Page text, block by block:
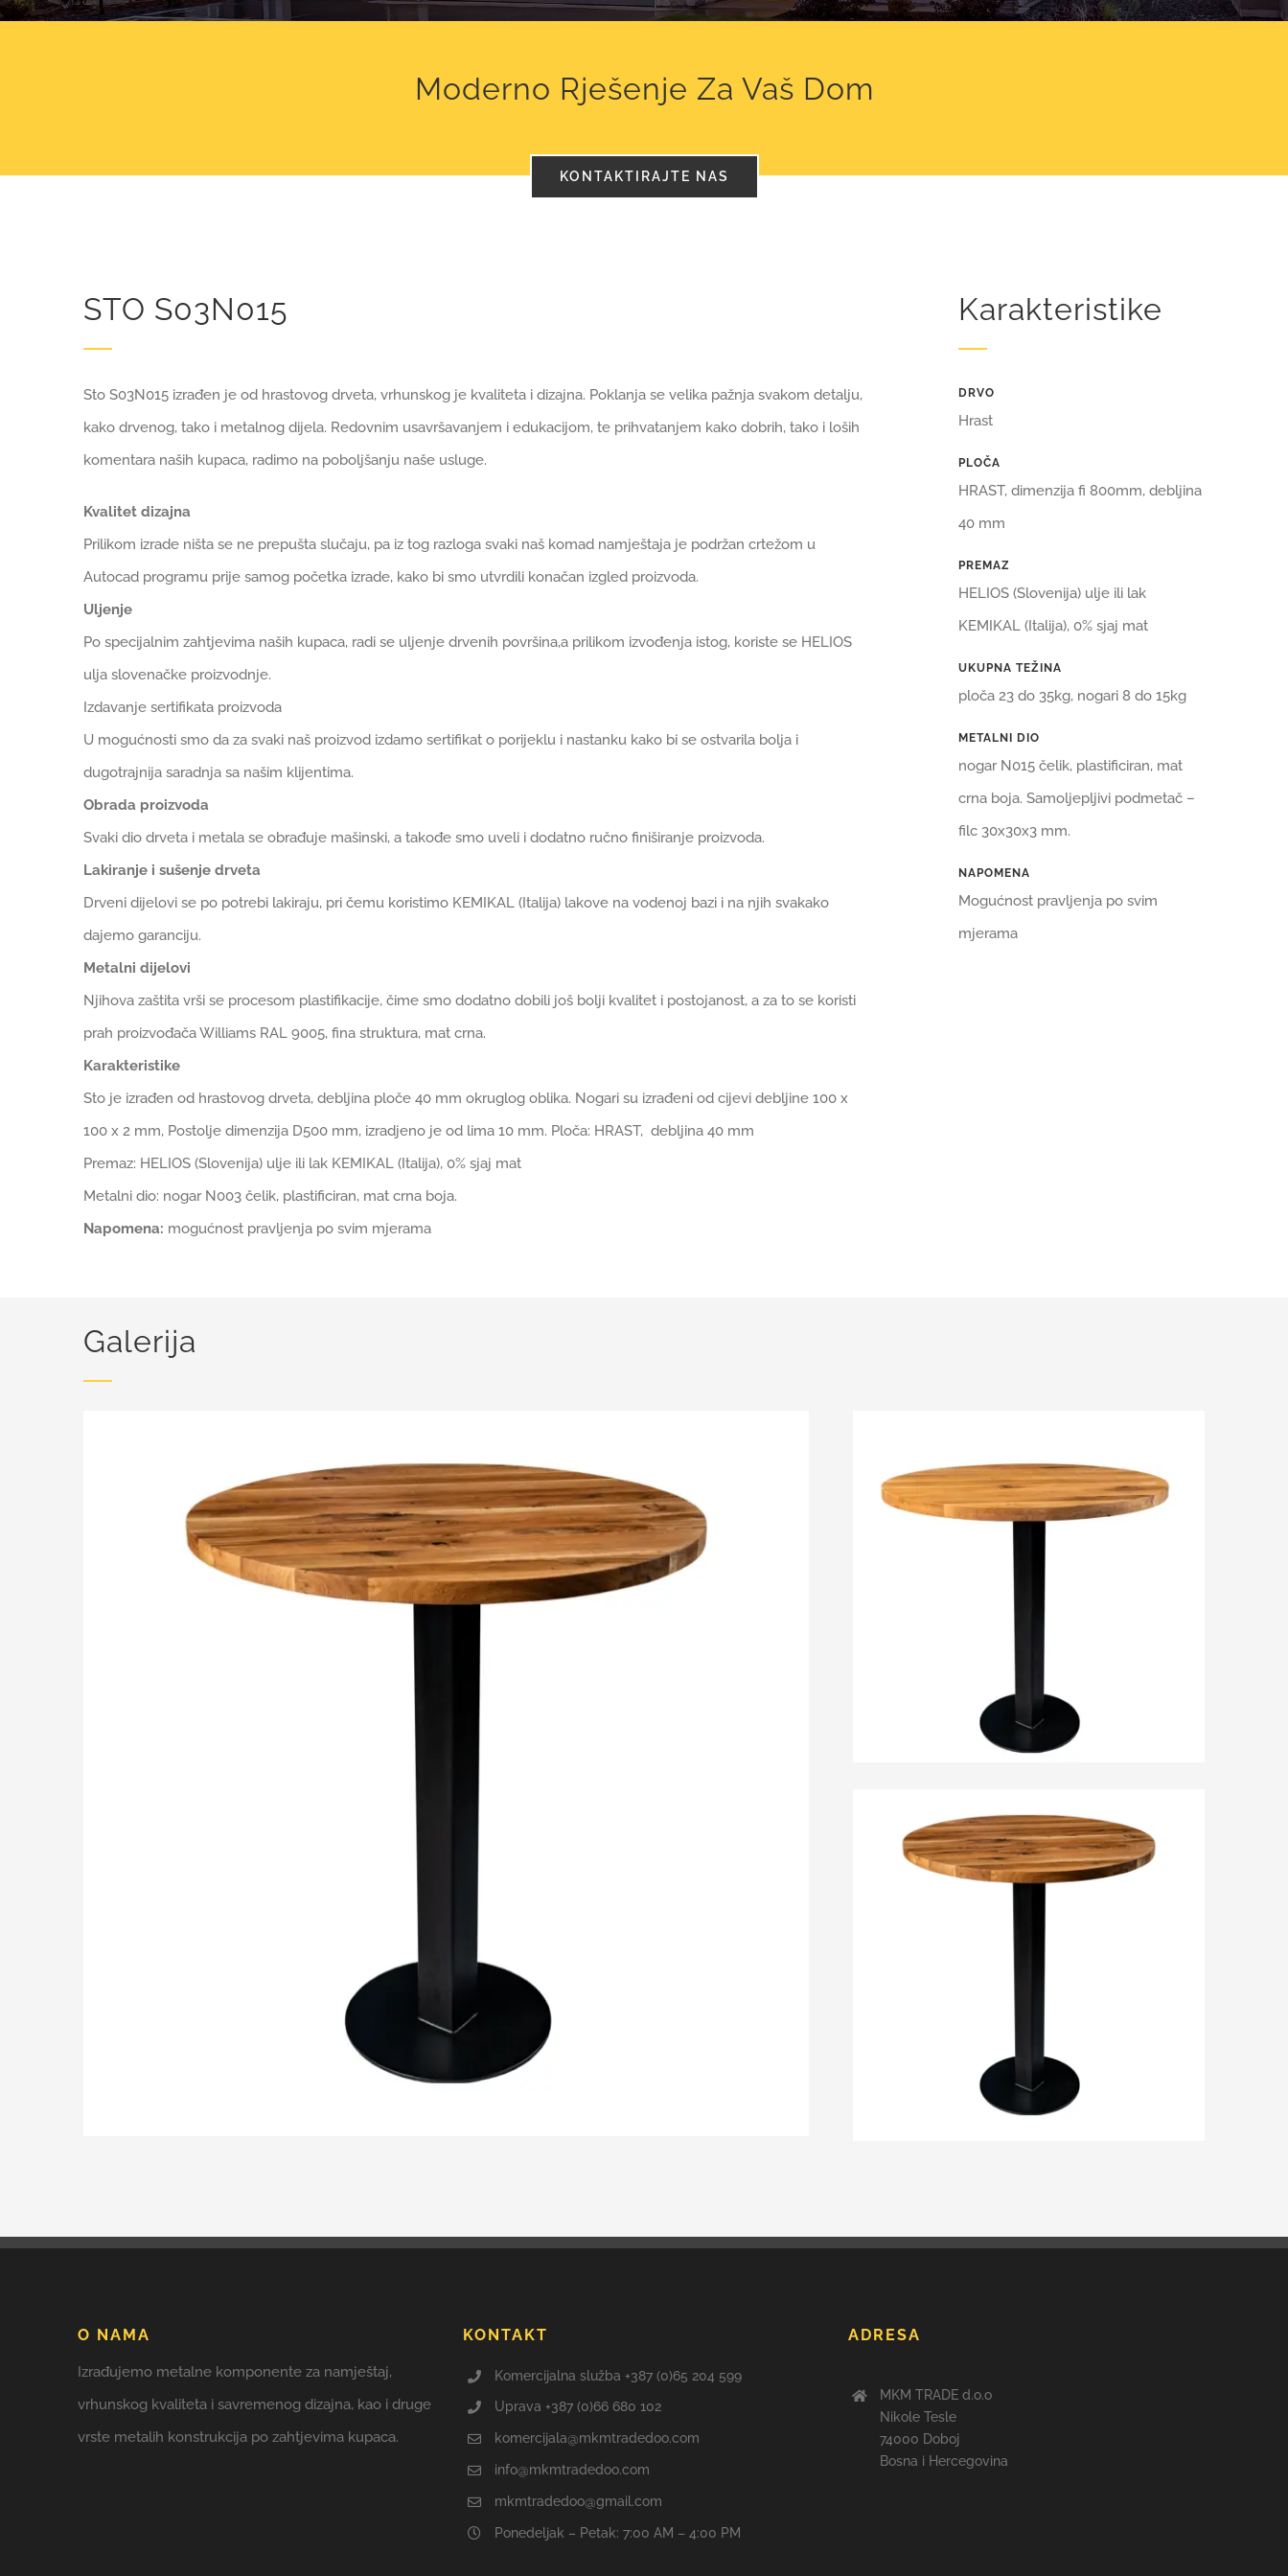
Moderno Rješenje Za Vaš Dom
KONTAKTIRAJTE NAS
STO S03N015
Sto S03N015 izrađen je od hrastovog drveta, vrhunskog je kvaliteta i dizajna. Poklanja se velika pažnja svakom detalju,
kako drvenog, tako i metalnog dijela. Redovnim usavršavanjem i edukacijom, te prihvatanjem kako dobrih, tako i loših
komentara naših kupaca, radimo na poboljšanju naše usluge.
Kvalitet dizajna
Prilikom izrade ništa se ne prepušta slučaju, pa iz tog razloga svaki naš komad namještaja je podržan crtežom u
Autocad programu prije samog početka izrade, kako bi smo utvrdili konačan izgled proizvoda.
Uljenje
Po specijalnim zahtjevima naših kupaca, radi se uljenje drvenih površina,a prilikom izvođenja istog, koriste se HELIOS
ulja slovenačke proizvodnje.
Izdavanje sertifikata proizvoda
U mogućnosti smo da za svaki naš proizvod izdamo sertifikat o porijeklu i nastanku kako bi se ostvarila bolja i
dugotrajnija saradnja sa našim klijentima.
Obrada proizvoda
Svaki dio drveta i metala se obrađuje mašinski, a takođe smo uveli i dodatno ručno finiširanje proizvoda.
Lakiranje i sušenje drveta
Drveni dijelovi se po potrebi lakiraju, pri čemu koristimo KEMIKAL (Italija) lakove na vodenoj bazi i na njih svakako
dajemo garanciju.
Metalni dijelovi
Njihova zaštita vrši se procesom plastifikacije, čime smo dodatno dobili još bolji kvalitet i postojanost, a za to se koristi
prah proizvođača Williams RAL 9005, fina struktura, mat crna.
Karakteristike
Sto je izrađen od hrastovog drveta, debljina ploče 40 mm okruglog oblika. Nogari su izrađeni od cijevi debljine 100 x
100 x 2 mm, Postolje dimenzija D500 mm, izradjeno je od lima 10 mm. Ploča: HRAST, debljina 40 mm
Premaz: HELIOS (Slovenija) ulje ili lak KEMIKAL (Italija), 0% sjaj mat
Metalni dio: nogar N003 čelik, plastificiran, mat crna boja.
Napomena: mogućnost pravljenja po svim mjerama
Karakteristike
DRVO
Hrast
PLOČA
HRAST, dimenzija fi 800mm, debljina
40 mm
PREMAZ
HELIOS (Slovenija) ulje ili lak
KEMIKAL (Italija), 0% sjaj mat
UKUPNA TEŽINA
ploča 23 do 35kg, nogari 8 do 15kg
METALNI DIO
nogar N015 čelik, plastificiran, mat
crna boja. Samoljepljivi podmetač –
filc 30x30x3 mm.
NAPOMENA
Mogućnost pravljenja po svim
mjerama
Galerija
O NAMA
Izrađujemo metalne komponente za namještaj,
vrhunskog kvaliteta i savremenog dizajna, kao i druge
vrste metalih konstrukcija po zahtjevima kupaca.
KONTAKT
Komercijalna služba +387 (0)65 204 599
Uprava +387 (0)66 680 102
komercijala@mkmtradedoo.com
info@mkmtradedoo.com
mkmtradedoo@gmail.com
Ponedeljak – Petak: 7:00 AM – 4:00 PM
ADRESA
MKM TRADE d.o.o
Nikole Tesle
74000 Doboj
Bosna i Hercegovina